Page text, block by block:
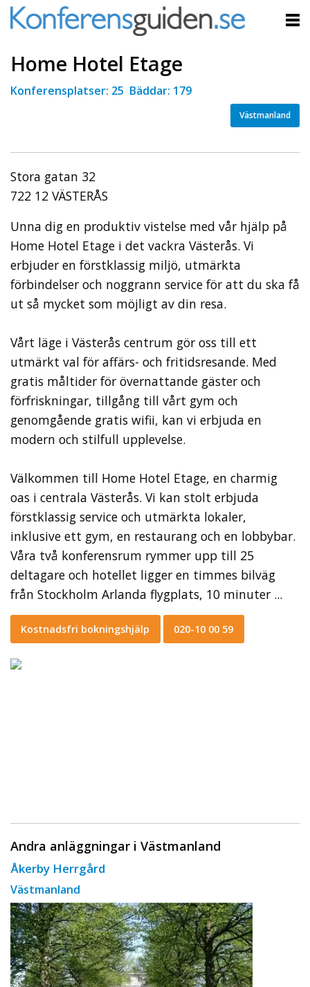
Home Hotel Etage
Konferensplatser: 25 Bäddar: 179
Västmanland
Stora gatan 32
722 12 VÄSTERÅS
Unna dig en produktiv vistelse med vår hjälp på
Home Hotel Etage i det vackra Västerås. Vi
erbjuder en förstklassig miljö, utmärkta
förbindelser och noggrann service för att du ska få
ut så mycket som möjligt av din resa.
Vårt läge i Västerås centrum gör oss till ett
utmärkt val för affärs- och fritidsresande. Med
gratis måltider för övernattande gäster och
förfriskningar, tillgång till vårt gym och
genomgående gratis wifii, kan vi erbjuda en
modern och stilfull upplevelse.
Välkommen till Home Hotel Etage, en charmig
oas i centrala Västerås. Vi kan stolt erbjuda
förstklassig service och utmärkta lokaler,
inklusive ett gym, en restaurang och en lobbybar.
Våra två konferensrum rymmer upp till 25
deltagare och hotellet ligger en timmes bilväg
från Stockholm Arlanda flygplats, 10 minuter ...
Kostnadsfri bokningshjälp 020-10 00 59
Andra anläggningar i Västmanland
Åkerby Herrgård
Västmanland